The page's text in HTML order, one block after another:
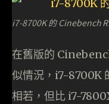
i7-8700K 的 Cinebench
在舊版的
似情況，i7-8700K
相若，但比 i7-